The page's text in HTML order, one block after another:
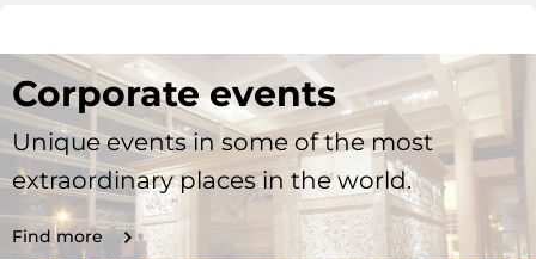
Corporate events
Unique events in some of the most
extraordinary places in the world.
Find more